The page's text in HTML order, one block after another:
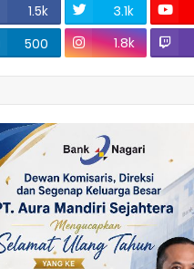
1.5k 3.1k
500
1.8k